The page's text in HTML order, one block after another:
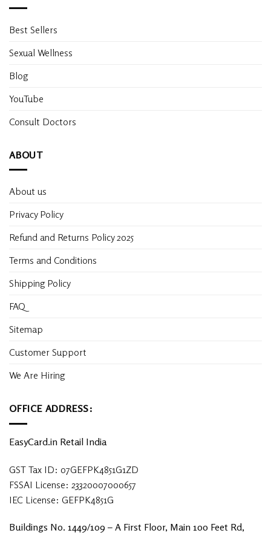
Best Sellers
Sexual Wellness
Blog
YouTube
Consult Doctors
ABOUT
About us
Privacy Policy
Refund and Returns Policy 2025
Terms and Conditions
Shipping Policy
FAQ
Sitemap
Customer Support
We Are Hiring
OFFICE ADDRESS:
EasyCard.in Retail India
GST Tax ID: 07GEFPK4851G1ZD
FSSAI License: 23320007000657
IEC License: GEFPK4851G
Buildings No. 1449/109 – A First Floor, Main 100 Feet Rd,